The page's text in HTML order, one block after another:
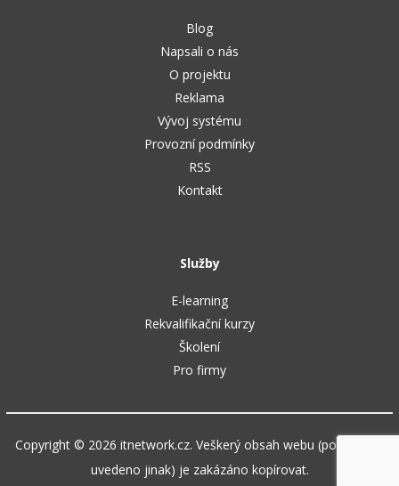
Blog
Napsali o nás
O projektu
Reklama
Vývoj systému
Provozní podmínky
RSS
Kontakt
Služby
E-learning
Rekvalifikační kurzy
Školení
Pro firmy
Copyright © 2026 itnetwork.cz. Veškerý obsah webu (pokud není
uvedeno jinak) je zakázáno kopírovat.